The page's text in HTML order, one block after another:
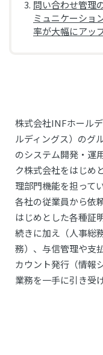
問い合わせ管理
ミュニケーショ
率が大幅にアッ
株式会社INFホール
ルディングス）のグ
のシステム開発・運
ク株式会社をはじめ
理部門機能を担って
各社の従業員から依
はじめとした各種証
続きに加え（人事総
務）、与信管理や支
カウント発行（情報
業務を一手に引き受